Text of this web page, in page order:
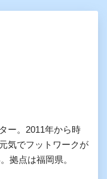
ー。2011年から時
気でフットワークが
拠点は福岡県。